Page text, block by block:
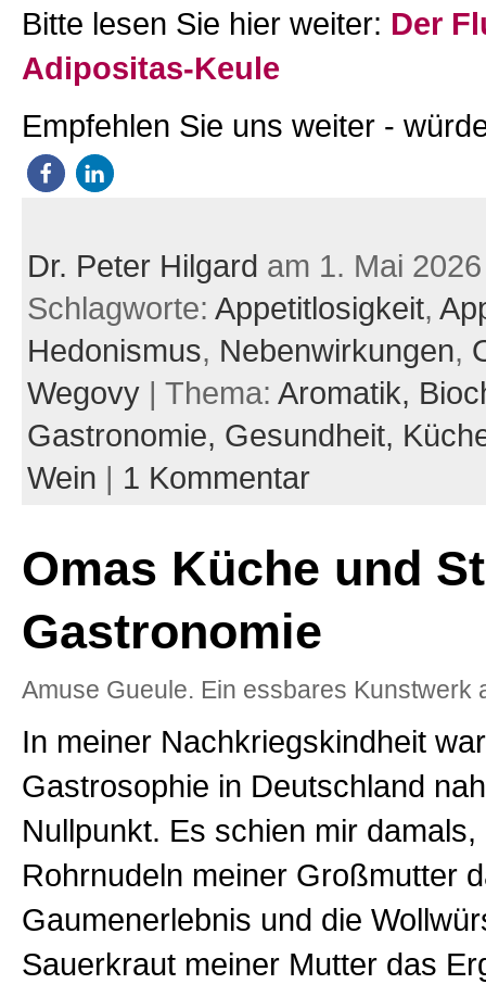
Bitte lesen Sie hier weiter: Der
Adipositas-Keule
Empfehlen Sie uns weiter -
Dr. Peter Hilgard am 1. Mai 2026
Schlagworte: Appetitlosigkeit,
Hedonismus, Nebenwirkungen,
Wegovy| Thema: Aromatik,
Gastronomie, Gesundheit,
Wein | 1 Kommentar
Omas Küche und
Gastronomie
Amuse Gueule. Ein essbares Kunstwerk
In meiner Nachkriegskindheit
Gastrosophie in Deutschland
Nullpunkt. Es schien mir
Rohrnudeln meiner Großmutter
Gaumenerlebnis und die
Sauerkraut meiner Mutter das